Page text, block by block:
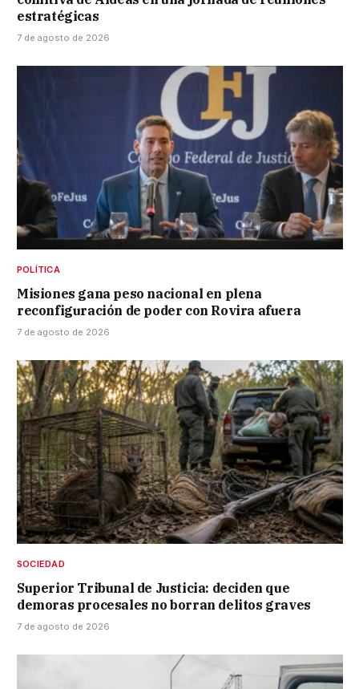
estratégicas
7 de agosto de 2026
POLÍTICA
Misiones gana peso nacional en plena
reconfiguración de poder con Rovira afuera
7 de agosto de 2026
SOCIEDAD
Superior Tribunal de Justicia: deciden que
demoras procesales no borran delitos graves
7 de agosto de 2026